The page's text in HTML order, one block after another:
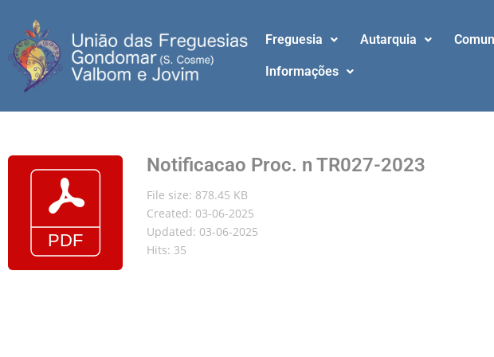
Freguesia Autarquia
Informações
Notificacao Proc. n TR027-2023
File size: 878.45 KB
Created: 03-06-2025
Updated: 03-06-2025
Hits: 35